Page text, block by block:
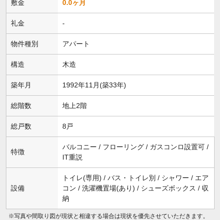
敷金 0.0ヶ月
礼金 -
物件種別 アパート
構造 木造
築年月 1992年11月(築33年)
総階数 地上2階
総戸数 8戸
特徴
バルコニー / フローリング / ガスコンロ設置可 /
IT重説
設備
トイレ(専用) / バス・トイレ別 / シャワー / エア
コン / 洗濯機置場(あり) / シューズボックス / 収
納
※写真や間取り図が現状と相違する場合は現状を優先させていただきます。